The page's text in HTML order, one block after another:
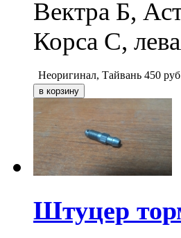
Вектра Б,
Корса С,
Неоригинал, Тайвань 450 руб
Штуцер